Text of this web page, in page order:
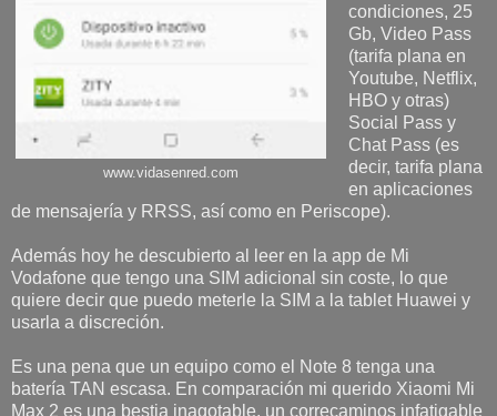
www.vidasenred.com
condiciones, 25
Gb, Video Pass
(tarifa plana en
Youtube, Netflix,
HBO y otras)
Social Pass y
Chat Pass (es
decir, tarifa plana
en aplicaciones
de mensajería y RRSS, así como en Periscope).
Además hoy he descubierto al leer en la app de Mi
Vodafone que tengo una SIM adicional sin coste, lo que
quiere decir que puedo meterle la SIM a la tablet Huawei y
usarla a discreción.
Es una pena que un equipo como el Note 8 tenga una
batería TAN escasa. En comparación mi querido Xiaomi Mi
Max 2 es una bestia inagotable, un correcaminos infatigable